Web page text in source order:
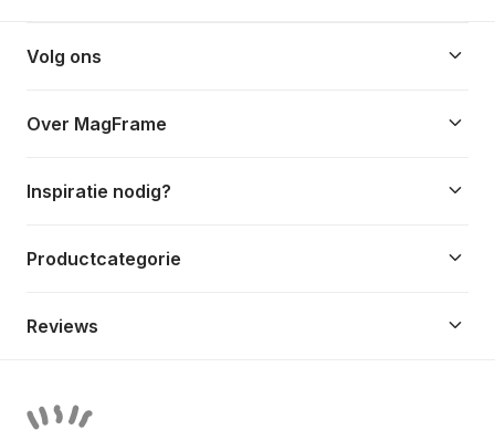
Volg ons keyboard_arrow_down
Over MagFrame keyboard_arrow_down
Inspiratie nodig? keyboard_arrow_down
Productcategorie keyboard_arrow_down
Reviews keyboard_arrow_down